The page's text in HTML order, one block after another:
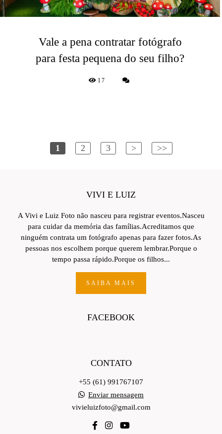
Vale a pena contratar fotógrafo
para festa pequena do seu filho?
17
1 2 3 > >>
VIVI E LUIZ
A Vivi e Luiz Foto não nasceu para registrar eventos.Nasceu
para cuidar da memória das famílias.Acreditamos que
ninguém contrata um fotógrafo apenas para fazer fotos.As
pessoas nos escolhem porque querem lembrar.Porque o
tempo passa rápido.Porque os filhos...
SAIBA MAIS
FACEBOOK
CONTATO
+55 (61) 991767107
Enviar mensagem
vivieluizfoto@gmail.com